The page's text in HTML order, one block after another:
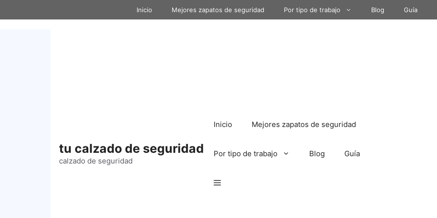
Inicio Mejores zapatos de seguridad Por tipo de trabajo Blog Guía
tu calzado de seguridad
calzado de seguridad
Inicio Mejores zapatos de seguridad
Por tipo de trabajo Blog Guía